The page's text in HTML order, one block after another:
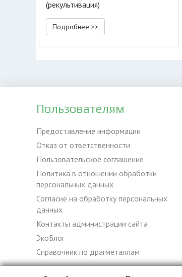
(рекультивация)
Подробнее >>
Пользователям
Предоставление информации
Отказ от ответственности
Пользовательское соглашение
Политика в отношении обработки
персональных данных
Согласие на обработку персональных
данных
Контакты администрации сайта
ЭкоБлог
Справочник по драгметаллам